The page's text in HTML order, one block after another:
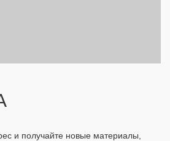
и получайте новые материалы,